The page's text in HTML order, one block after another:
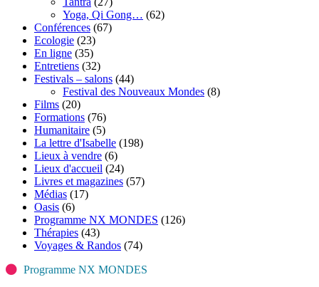
Yoga, Qi Gong… (62)
Conférences (67)
Ecologie (23)
En ligne (35)
Entretiens (32)
Festivals – salons (44)
Festival des Nouveaux Mondes (8)
Films (20)
Formations (76)
Humanitaire (5)
La lettre d'Isabelle (198)
Lieux à vendre (6)
Lieux d'accueil (24)
Livres et magazines (57)
Médias (17)
Oasis (6)
Programme NX MONDES (126)
Thérapies (43)
Voyages & Randos (74)
Programme NX MONDES